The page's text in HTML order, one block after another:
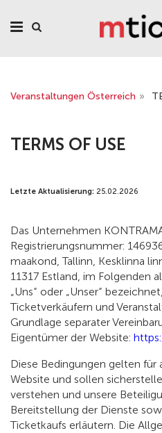
Veranstaltungen Österreich »
TERMS OF USE
Letzte Aktualisierung: 25.02.2026
Das Unternehmen
Registrierungsnummer:
maakond, Tallinn, Kesklinna
11317 Estland, im Folgenden
„Uns“ oder „Unser“
Ticketverkäufern und
Grundlage separater
Eigentümer der Website:
Diese Bedingungen gelten für
Website und sollen
verstehen und unsere
Bereitstellung der Dienste
Ticketkaufs erläutern. Die